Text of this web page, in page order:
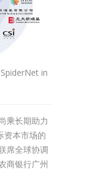
in
乘长期助力
资本市场的
席全球协调
商银行广州